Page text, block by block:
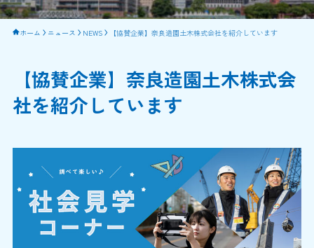
ホーム ニュース NEWS 【協賛企業】奈良造園土木株式会社を紹介しています
【協賛企業】奈良造園土木株式会
社を紹介しています